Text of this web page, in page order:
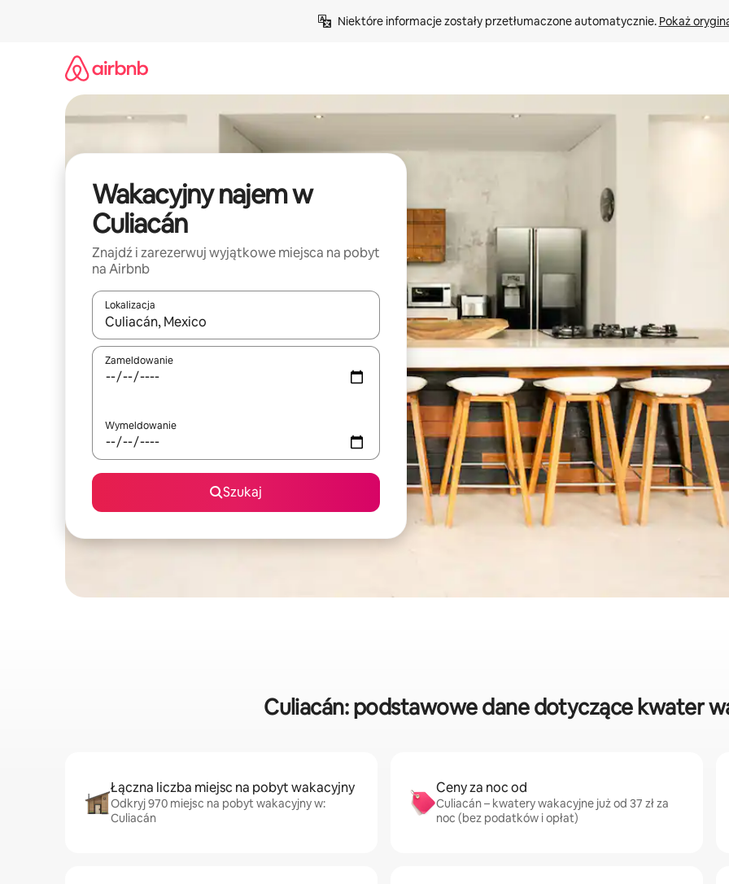
Niektóre informacje zostały przetłumaczone automatycznie. Pokaż
Wakacyjny najem w
Culiacán
Znajdź i zarezerwuj wyjątkowe miejsca na pobyt
na Airbnb
Lokalizacja
Gdy wyniki będą dostępne, możesz poruszać się po nich za pomocą klawiszy strzałek w górę i w dół lub przeglądać je
Zameldowanie
Wymeldowanie
Szukaj
Culiacán: podstawowe dane dotyczące kwater
Łączna liczba miejsc na pobyt wakacyjny
Odkryj 970 miejsc na pobyt wakacyjny w:
Culiacán
Ceny za noc od
Culiacán – kwatery wakacyjne już od 37 zł za
noc (bez podatków i opłat)